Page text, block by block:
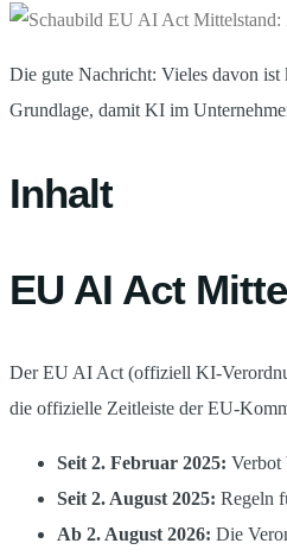
Die gute Nachricht: Vieles davon ist
Grundlage, damit KI im
Inhalt
EU AI Act
Der EU AI Act (offiziell KI-
die offizielle Zeitleiste der EU-
Seit 2. Februar 2025: Verbot
Seit 2. August 2025: Regeln
Ab 2. August 2026: Die